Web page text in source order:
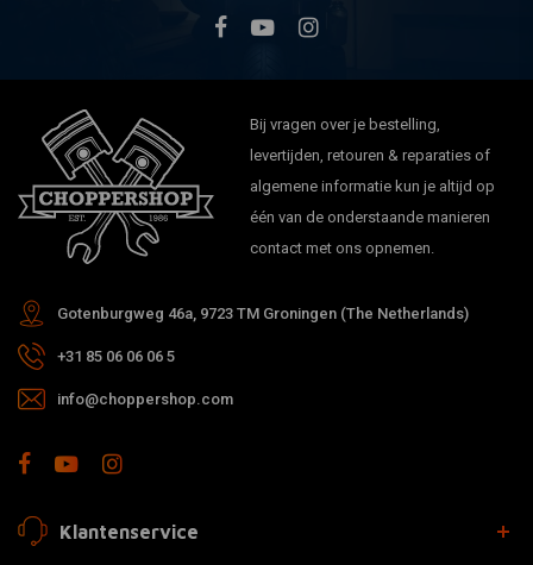
Bij vragen over je bestelling,
levertijden, retouren & reparaties of
algemene informatie kun je altijd op
één van de onderstaande manieren
contact met ons opnemen.
Gotenburgweg 46a, 9723 TM Groningen (The Netherlands)
+31 85 06 06 06 5
info@choppershop.com
Klantenservice